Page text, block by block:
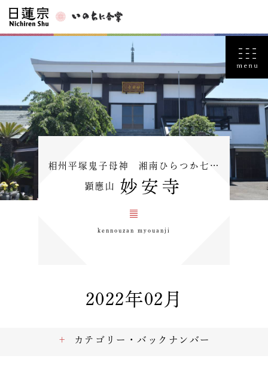
相州平塚鬼子母神 湘南ひらつか七…
顕應山 妙安寺
kennouzan myouanji
2022年02月
カテゴリー・バックナンバー